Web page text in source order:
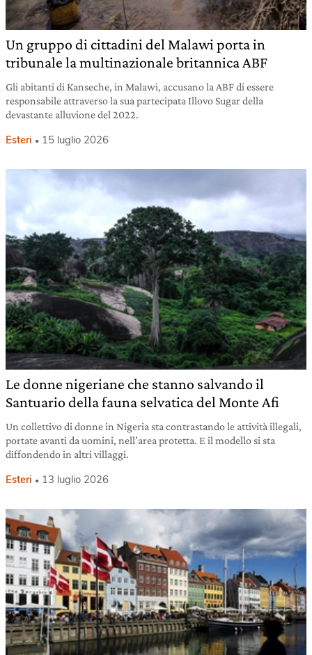
Un gruppo di cittadini del Malawi porta in
tribunale la multinazionale britannica ABF
Gli abitanti di Kanseche, in Malawi, accusano la ABF di essere
responsabile attraverso la sua partecipata Illovo Sugar della
devastante alluvione del 2022.
Esteri 15 luglio 2026
Le donne nigeriane che stanno salvando il
Santuario della fauna selvatica del Monte Afi
Un collettivo di donne in Nigeria sta contrastando le attività illegali,
portate avanti da uomini, nell’area protetta. E il modello si sta
diffondendo in altri villaggi.
Esteri 13 luglio 2026